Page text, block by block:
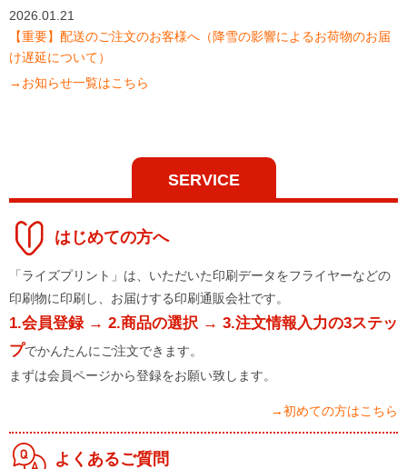
2026.01.21
【重要】配送のご注文のお客様へ（降雪の影響によるお荷物のお届
け遅延について）
→お知らせ一覧はこちら
SERVICE
はじめての方へ
「ライズプリント」は、いただいた印刷データをフライヤーなどの
印刷物に印刷し、お届けする印刷通販会社です。
1.会員登録 → 2.商品の選択 → 3.注文情報入力の3ステッ
プでかんたんにご注文できます。
まずは会員ページから登録をお願い致します。
→初めての方はこちら
よくあるご質問